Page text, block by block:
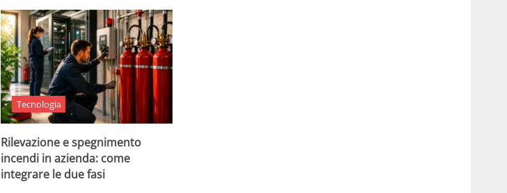
Tecnologia
Rilevazione e spegnimento
incendi in azienda: come
integrare le due fasi